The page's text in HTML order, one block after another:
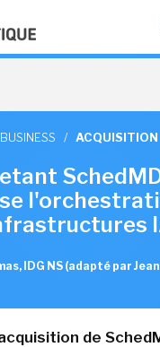
BUSINESS / ACQUISITION
IDG NS (adapté par
de